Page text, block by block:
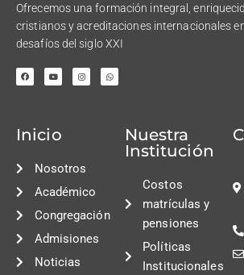
Ofrecemos una formación integral,
cristianos y acreditaciones internacionales
desafíos del siglo XXI
Inicio
Nosotros
Académico
Congregación
Admisiones
Noticias
Nuestra
Institución
Costos
matrículas y
pensiones
Políticas
Institucionales